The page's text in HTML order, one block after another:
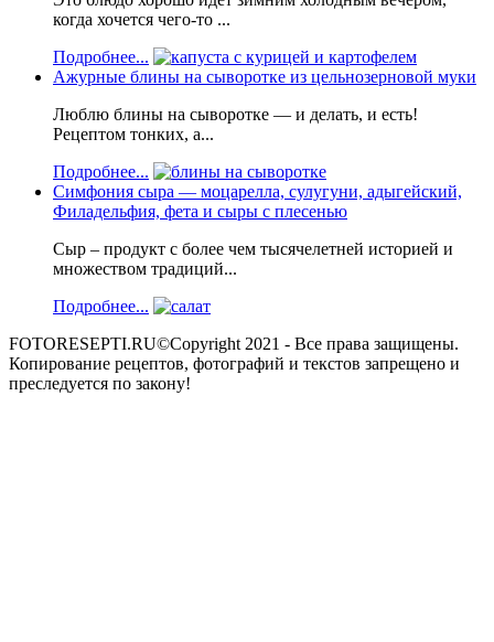
когда хочется чего-то ...
Подробнее...
Ажурные блины на сыворотке из цельнозерновой муки
Люблю блины на сыворотке — и делать, и есть!
Рецептом тонких, а...
Подробнее...
Симфония сыра — моцарелла, сулугуни, адыгейский,
Филадельфия, фета и сыры с плесенью
Сыр – продукт с более чем тысячелетней историей и
множеством традиций...
Подробнее...
FOTORESEPTI.RU©Copyright 2021 - Все права защищены.
Копирование рецептов, фотографий и текстов запрещено и
преследуется по закону!